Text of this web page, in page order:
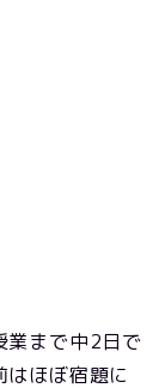
業まで中2日で
ほぼ宿題に